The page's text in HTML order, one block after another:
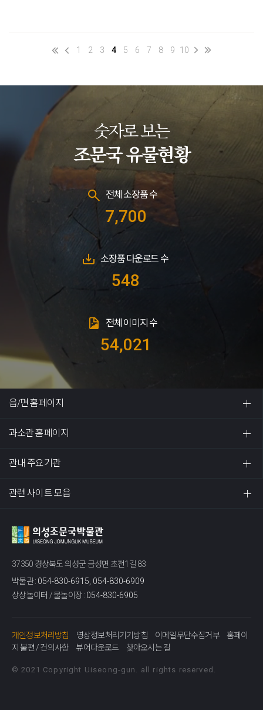
1 2 3 4 5 6 7 8 9 10
숫자로 보는
조문국 유물현황
전체 소장품 수
7,700
소장품 다운로드 수
548
전체 이미지 수
54,021
읍/면 홈페이지
과소관 홈페이지
관내 주요기관
관련 사이트 모음
37350 경상북도 의성군 금성면 초전1길 83
박물관 : 054-830-6915, 054-830-6909
상상놀이터 / 물놀이장 : 054-830-6905
개인정보처리방침 영상정보처리기기방침 이메일무단수집거부
홈페이
지 불편 / 건의사항
뷰어다운로드 찾아오시는 길
© 2021 Copyright Uiseong-gun. all rights reserved.